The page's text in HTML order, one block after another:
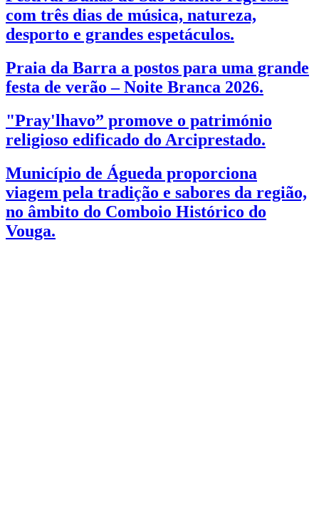
com três dias de música, natureza,
desporto e grandes espetáculos.
Praia da Barra a postos para uma grande
festa de verão – Noite Branca 2026.
"Pray'lhavo” promove o património
religioso edificado do Arciprestado.
Município de Águeda proporciona
viagem pela tradição e sabores da região,
no âmbito do Comboio Histórico do
Vouga.